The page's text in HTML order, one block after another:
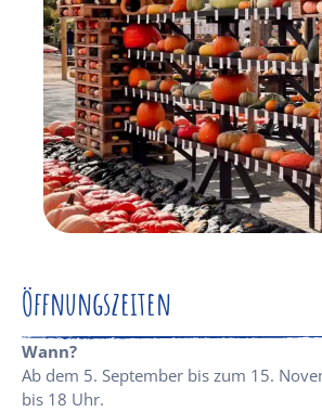
Öffnungszeiten
Wann?
Ab dem 5. September bis zum 15.
bis 18 Uhr.